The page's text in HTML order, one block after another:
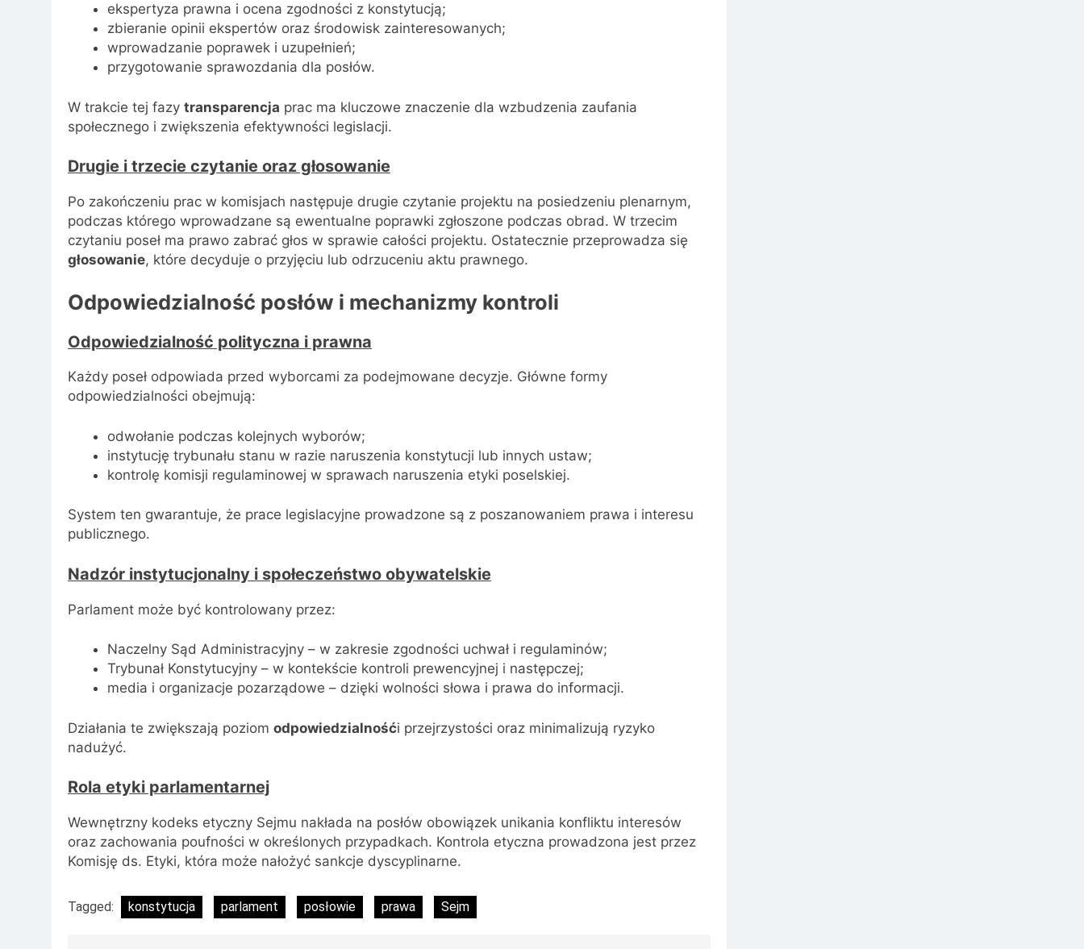
ekspertyza prawna i ocena zgodności z konstytucją;
zbieranie opinii ekspertów oraz środowisk zainteresowanych;
wprowadzanie poprawek i uzupełnień;
przygotowanie sprawozdania dla posłów.
W trakcie tej fazy transparencja prac ma kluczowe znaczenie dla wzbudzenia zaufania
społecznego i zwiększenia efektywności legislacji.
Drugie i trzecie czytanie oraz głosowanie
Po zakończeniu prac w komisjach następuje drugie czytanie projektu na posiedzeniu plenarnym,
podczas którego wprowadzane są ewentualne poprawki zgłoszone podczas obrad. W trzecim
czytaniu poseł ma prawo zabrać głos w sprawie całości projektu. Ostatecznie przeprowadza się
głosowanie, które decyduje o przyjęciu lub odrzuceniu aktu prawnego.
Odpowiedzialność posłów i mechanizmy kontroli
Odpowiedzialność polityczna i prawna
Każdy poseł odpowiada przed wyborcami za podejmowane decyzje. Główne formy
odpowiedzialności obejmują:
odwołanie podczas kolejnych wyborów;
instytucję trybunału stanu w razie naruszenia konstytucji lub innych ustaw;
kontrolę komisji regulaminowej w sprawach naruszenia etyki poselskiej.
System ten gwarantuje, że prace legislacyjne prowadzone są z poszanowaniem prawa i interesu
publicznego.
Nadzór instytucjonalny i społeczeństwo obywatelskie
Parlament może być kontrolowany przez:
Naczelny Sąd Administracyjny – w zakresie zgodności uchwał i regulaminów;
Trybunał Konstytucyjny – w kontekście kontroli prewencyjnej i następczej;
media i organizacje pozarządowe – dzięki wolności słowa i prawa do informacji.
Działania te zwiększają poziom odpowiedzialnośći przejrzystości oraz minimalizują ryzyko
nadużyć.
Rola etyki parlamentarnej
Wewnętrzny kodeks etyczny Sejmu nakłada na posłów obowiązek unikania konfliktu interesów
oraz zachowania poufności w określonych przypadkach. Kontrola etyczna prowadzona jest przez
Komisję ds. Etyki, która może nałożyć sankcje dyscyplinarne.
Tagged: konstytucja parlament posłowie prawa Sejm